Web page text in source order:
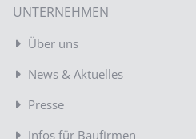
UNTERNEHMEN
Über uns
News & Aktuelles
Presse
Infos für Baufirmen